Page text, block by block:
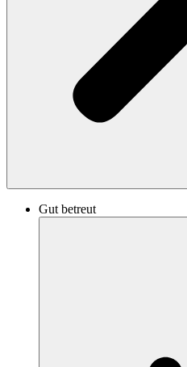
Gut betreut